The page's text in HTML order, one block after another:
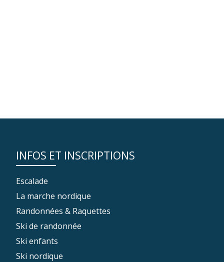
INFOS ET INSCRIPTIONS
Escalade
La marche nordique
Randonnées & Raquettes
Ski de randonnée
Ski enfants
Ski nordique